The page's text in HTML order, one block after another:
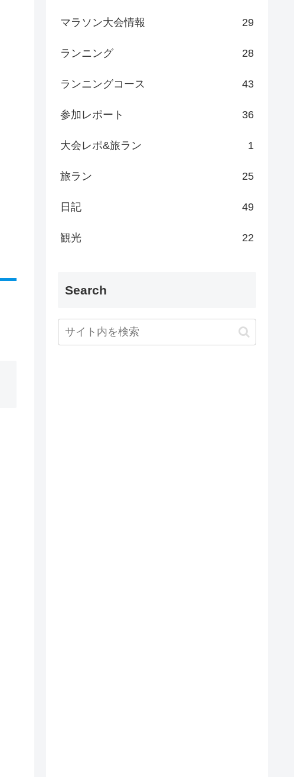
マラソン大会情報 29
ランニング 28
ランニングコース 43
参加レポート 36
大会レポ&旅ラン 1
旅ラン 25
日記 49
観光 22
Search